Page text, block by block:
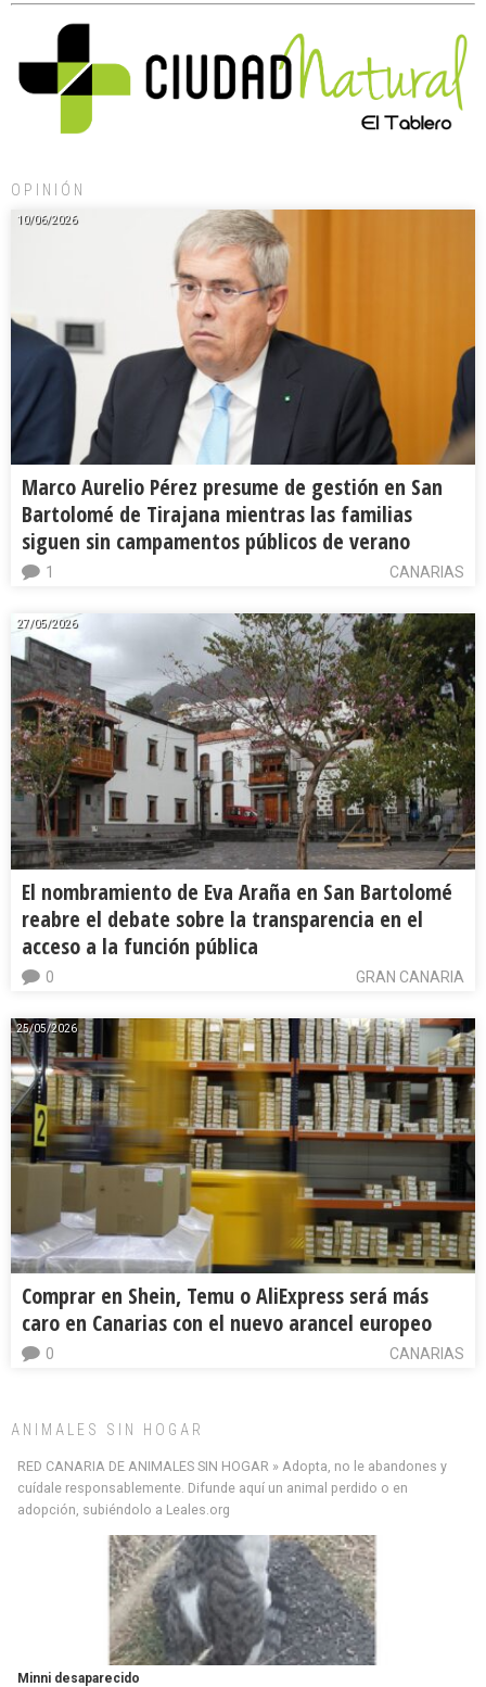
OPINIÓN
10/06/2026
Marco Aurelio Pérez presume de gestión en San
Bartolomé de Tirajana mientras las familias
siguen sin campamentos públicos de verano
CANARIAS
1
27/05/2026
El nombramiento de Eva Araña en San Bartolomé
reabre el debate sobre la transparencia en el
acceso a la función pública
GRAN CANARIA
0
25/05/2026
Comprar en Shein, Temu o AliExpress será más
caro en Canarias con el nuevo arancel europeo
CANARIAS
0
ANIMALES SIN HOGAR
RED CANARIA DE ANIMALES SIN HOGAR » Adopta, no le abandones y
cuídale responsablemente. Difunde aquí un animal perdido o en
adopción, subiéndolo a Leales.org
Minni desaparecido